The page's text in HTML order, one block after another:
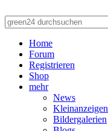
Home
Forum
Registrieren
Shop
mehr
News
Kleinanzeigen
Bildergalerien